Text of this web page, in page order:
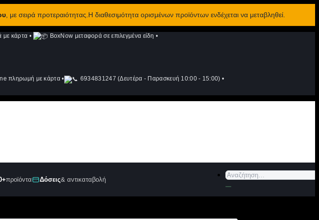
, με σειρά προτεραιότητας.Η διαθεσιμότητα ορισμένων προϊόντων ενδέχεται να μεταβληθεί.
με κάρτα • BoxNow μεταφορά σε επιλεγμένα είδη •
πληρωμή με κάρτα • 6934831247 (Δευτέρα - Παρασκευή 10:00 - 15:00) •
προϊόντα Δόσεις& αντικαταβολή
Αναζήτηση